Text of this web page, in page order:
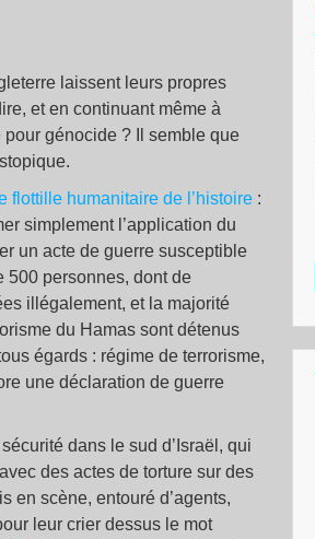
laissent leurs propres
et en continuant même à
génocide ? Il semble que
flottille humanitaire de l’histoire :
simplement l’application du
un acte de guerre susceptible
500 personnes, dont de
illégalement, et la majorité
du Hamas sont détenus
égards : régime de terrorisme,
une déclaration de guerre
dans le sud d’Israël, qui
des actes de torture sur des
en scène, entouré d’agents,
leur crier dessus le mot